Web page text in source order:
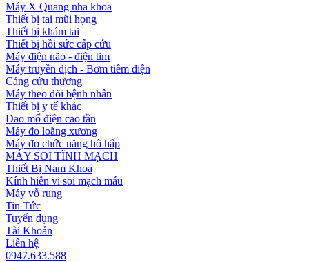
Máy X Quang nha khoa
Thiết bị tai mũi họng
Thiết bị khám tai
Thiết bị hồi sức cấp cứu
Máy điện não - điện tim
Máy truyền dịch - Bơm tiêm điện
Cáng cứu thương
Máy theo dõi bệnh nhân
Thiết bị y tế khác
Dao mổ điện cao tần
Máy đo loãng xương
Máy đo chức năng hô hấp
MÁY SOI TĨNH MẠCH
Thiết Bị Nam Khoa
Kính hiển vi soi mạch máu
Máy vỗ rung
Tin Tức
Tuyển dụng
Tài Khoản
Liên hệ
0947.633.588